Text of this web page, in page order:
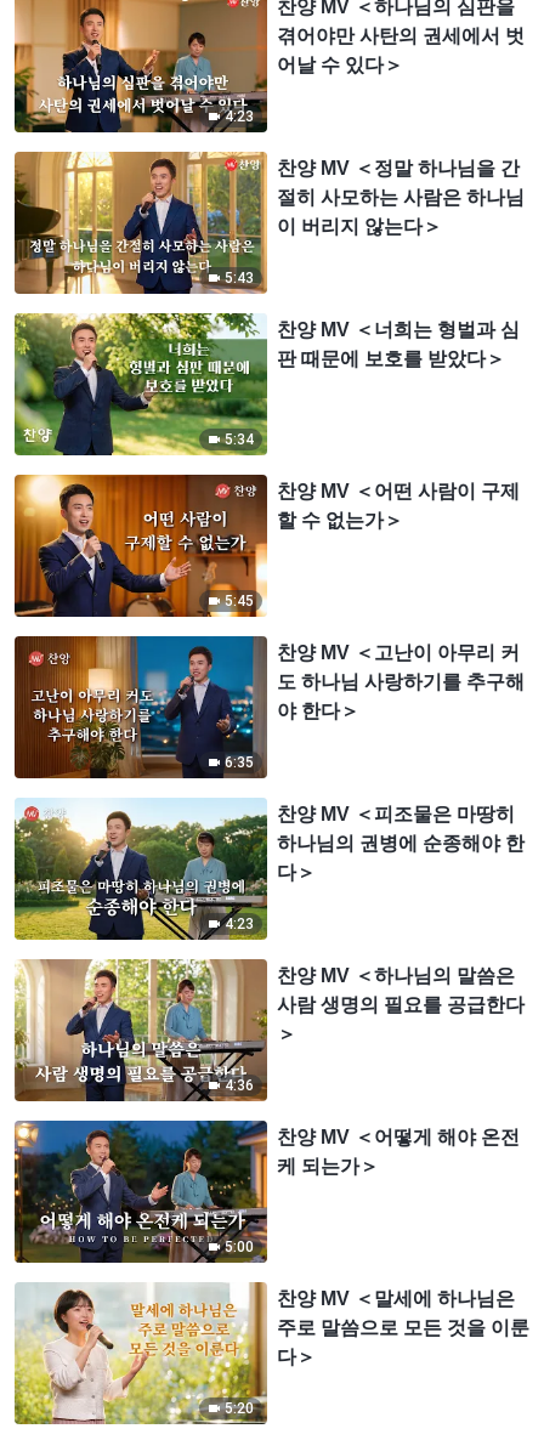
4:23
찬양 MV ＜하나님의 심판을
겪어야만 사탄의 권세에서 벗
어날 수 있다＞
5:43
찬양 MV ＜정말 하나님을 간
절히 사모하는 사람은 하나님
이 버리지 않는다＞
5:34
찬양 MV ＜너희는 형벌과 심
판 때문에 보호를 받았다＞
5:45
찬양 MV ＜어떤 사람이 구제
할 수 없는가＞
6:35
찬양 MV ＜고난이 아무리 커
도 하나님 사랑하기를 추구해
야 한다＞
4:23
찬양 MV ＜피조물은 마땅히
하나님의 권병에 순종해야 한
다＞
4:36
찬양 MV ＜하나님의 말씀은
사람 생명의 필요를 공급한다
＞
5:00
찬양 MV ＜어떻게 해야 온전
케 되는가＞
5:20
찬양 MV ＜말세에 하나님은
주로 말씀으로 모든 것을 이룬
다＞